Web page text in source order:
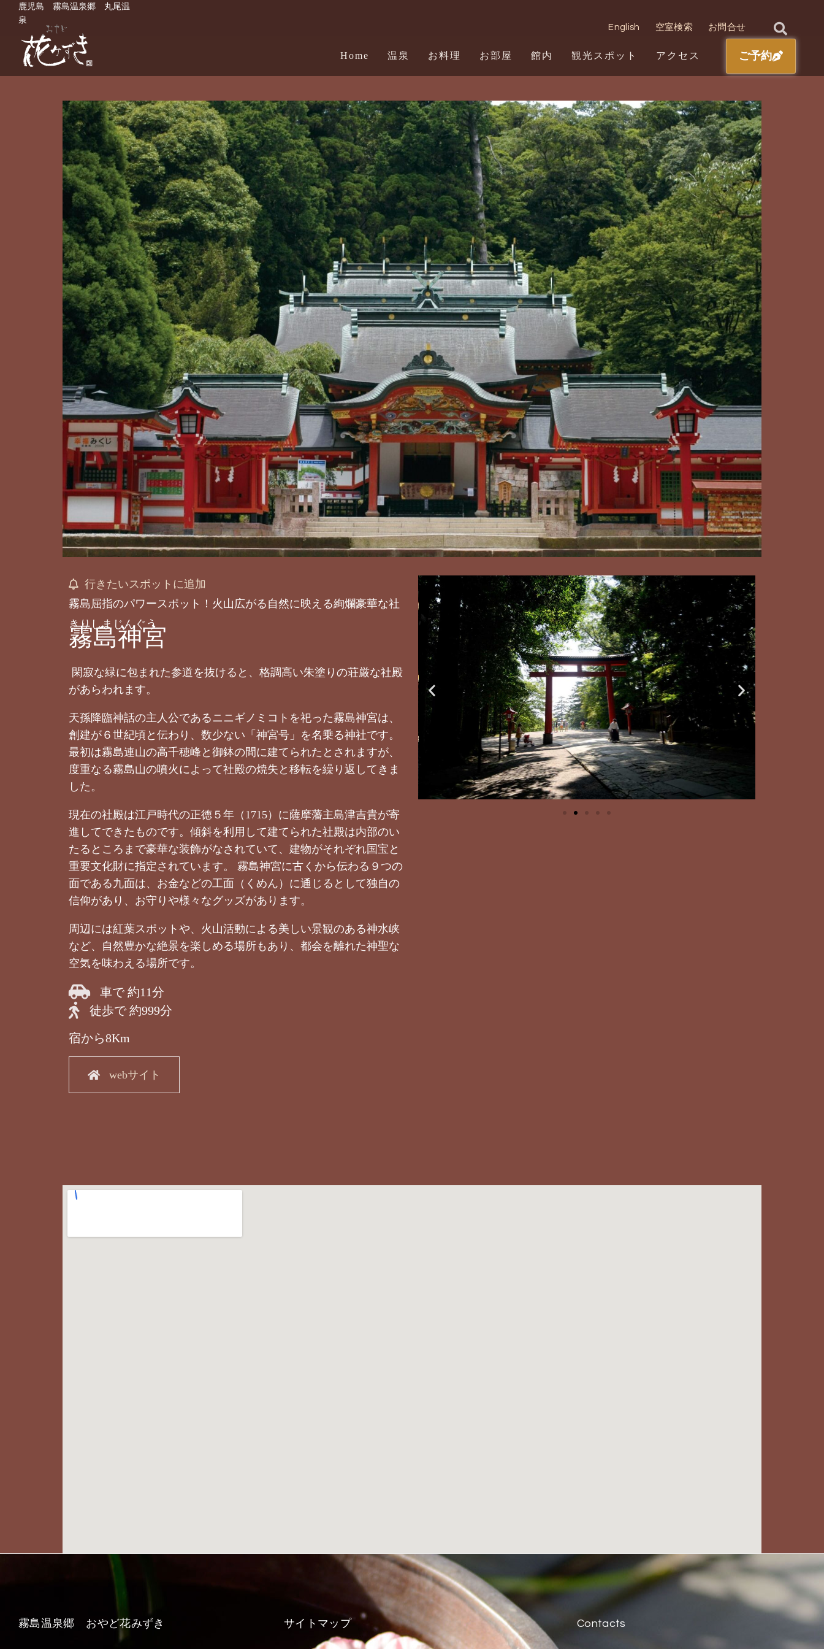
鹿児島 霧島温泉郷 丸尾温
泉
English
空室検索 お問合せ
Home 温泉 お料理 お部屋 館内 観光スポット アクセス ご予約
行きたいスポットに追加
霧島屈指のパワースポット！火山広がる自然に映える絢爛豪華な社
きりしまじんぐう
霧島神宮
閑寂な緑に包まれた参道を抜けると、格調高い朱塗りの荘厳な社殿
があらわれます。
天孫降臨神話の主人公であるニニギノミコトを祀った霧島神宮は、
創建が６世紀頃と伝わり、数少ない「神宮号」を名乗る神社です。
最初は霧島連山の高千穂峰と御鉢の間に建てられたとされますが、
度重なる霧島山の噴火によって社殿の焼失と移転を繰り返してきま
した。
現在の社殿は江戸時代の正徳５年（1715）に薩摩藩主島津吉貴が寄
進してできたものです。傾斜を利用して建てられた社殿は内部のい
たるところまで豪華な装飾がなされていて、建物がそれぞれ国宝と
重要文化財に指定されています。 霧島神宮に古くから伝わる９つの
面である九面は、お金などの工面（くめん）に通じるとして独自の
信仰があり、お守りや様々なグッズがあります。
周辺には紅葉スポットや、火山活動による美しい景観のある神水峡
など、自然豊かな絶景を楽しめる場所もあり、都会を離れた神聖な
空気を味わえる場所です。
車で 約11分
徒歩で 約999分
宿から8Km
webサイト
霧島温泉郷 おやど花みずき サイトマップ Contacts